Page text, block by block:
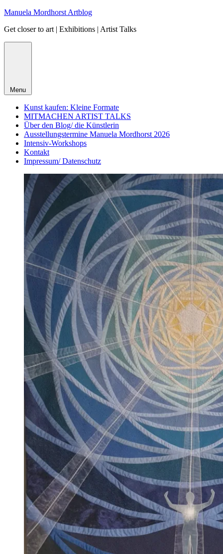
Skip
content
Manuela Mordhorst Artblog
Get closer to art | Exhibitions | Artist Talks
Menu
Kunst kaufen: Kleine Formate
MITMACHEN ARTIST TALKS
Über den Blog/ die Künstlerin
Ausstellungstermine Manuela Mordhorst 2026
Intensiv-Workshops
Kontakt
Impressum/ Datenschutz